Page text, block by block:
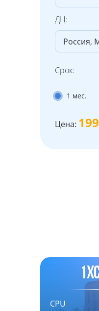
ДЦ:
Срок:
1 мес.
Цена: 199
CPU